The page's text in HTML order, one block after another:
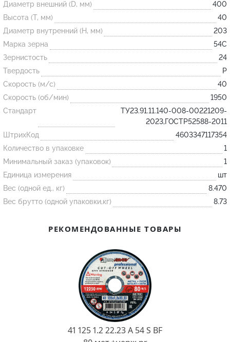
Огнеупорные
изделия
Скачать каталог
Тигель
Муфель
Трубка
Стержень
Пробка
Подставка
Лодочка
Ковш разливочный
Огнеупорная SiC смесь
Диаметр внешний (D, мм)
400
Высота (T, мм)
40
Диаметр внутренний (H, мм)
203
Марка зерна
54С
Зернистость
24
Твердость
P
Скорость (м/с)
40
Скорость (об/мин)
1950
Стандарт
ТУ23.91.11.140-008-00221209-
2023,ГОСТР52588-2011
ШтрихКод
4603347117354
Количество в упаковке
1
Минимальный заказ (упаковок)
1
Единица измерения
шт
Вес (одной ед., кг)
8.470
Вес брутто (одной упаковки,кг)
8.73
РЕКОМЕНДОВАННЫЕ ТОВАРЫ
41 125 1.2 22.23 A 54 S BF